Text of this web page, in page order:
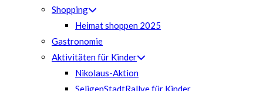
Shopping
Heimat shoppen 2025
Gastronomie
Aktivitäten für Kinder
Nikolaus-Aktion
SeligenStadtRallye für Kinder